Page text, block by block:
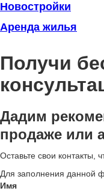
Новостройки
Аренда жилья
Получи
Дадим
продаже или
Оставьте свои контакты,
Для заполнения данной
Имя